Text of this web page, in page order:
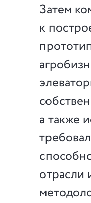
Затем
к
а также
отрасли